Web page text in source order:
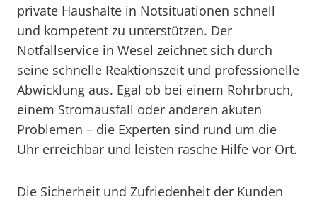
private Haushalte in Notsituationen schnell
und kompetent zu unterstützen. Der
Notfallservice in Wesel zeichnet sich durch
seine schnelle Reaktionszeit und professionelle
Abwicklung aus. Egal ob bei einem Rohrbruch,
einem Stromausfall oder anderen akuten
Problemen – die Experten sind rund um die
Uhr erreichbar und leisten rasche Hilfe vor Ort.
Die Sicherheit und Zufriedenheit der Kunden